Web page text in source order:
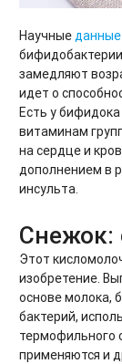
Научныеданные
замедляют
идет о
Есть у
витаминам
на сердце и
дополнением в
инсульта.
Снежок:
Этот
изобретение.
основе молока,
бактерий,
термофильного
применяются и